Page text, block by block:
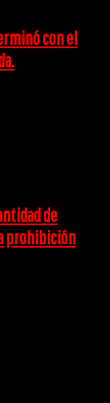
con el
de
prohibición